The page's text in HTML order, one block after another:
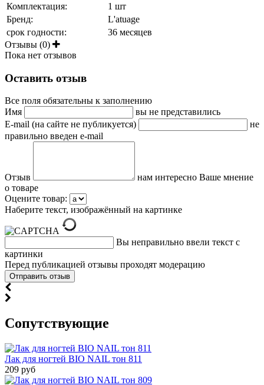
Комплектация:
1 шт
Бренд:
L'atuage
срок годности:
36 месяцев
Отзывы (0)
Пока нет отзывов
Оставить отзыв
Все поля обязательны к заполнению
Имя
вы не представились
E-mail (на сайте не публикуется)
не
правильно введен e-mail
Отзыв
нам интересно Ваше мнение
о товаре
Оцените товар:
Наберите текст, изображённый на картинке
Вы неправильно ввели текст с
картинки
Перед публикацией отзывы проходят модерацию
Cопутствующие
Лак для ногтей BIO NAIL тон 811
209 руб